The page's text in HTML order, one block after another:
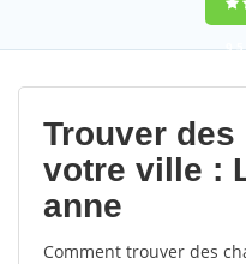
9,5
Trouver
votre ville :
anne
Comment trouver des